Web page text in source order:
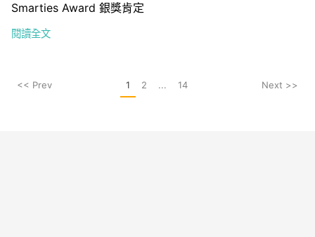
Smarties Award 銀獎肯定
閱讀全文
<< Prev 1 2 ... 14 Next >>